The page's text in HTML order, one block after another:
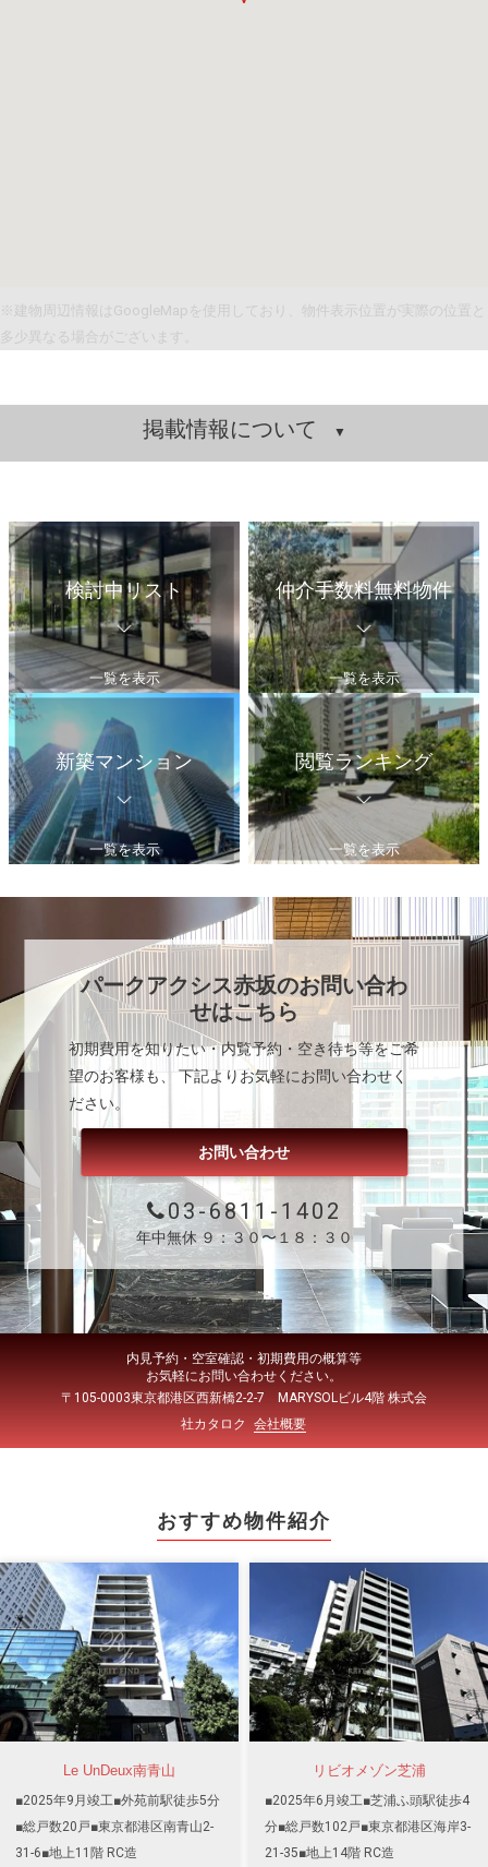
※建物周辺情報はGoogleMapを使用しており、物件表示位置が実際の位置と
多少異なる場合がございます。
掲載情報について
検討中リスト
一覧を表示
仲介手数料無料物件
一覧を表示
新築マンション
一覧を表示
閲覧ランキング
一覧を表示
パークアクシス赤坂のお問い合わ
せはこちら
初期費用を知りたい・内覧予約・空き待ち等をご希
望のお客様も、 下記よりお気軽にお問い合わせく
ださい。
お問い合わせ
03-6811-1402
年中無休 ９：３０〜１８：３０
内見予約・空室確認・初期費用の概算等
お気軽にお問い合わせください。
〒105-0003東京都港区西新橋2-2-7 MARYSOLビル4階 株式会
社カタロク
会社概要
おすすめ物件紹介
Le UnDeux南青山
■2025年9月竣工■外苑前駅徒歩5分
■総戸数20戸■東京都港区南青山2-
31-6■地上11階 RC造
リビオメゾン芝浦
■2025年6月竣工■芝浦ふ頭駅徒歩4
分■総戸数102戸■東京都港区海岸3-
21-35■地上14階 RC造